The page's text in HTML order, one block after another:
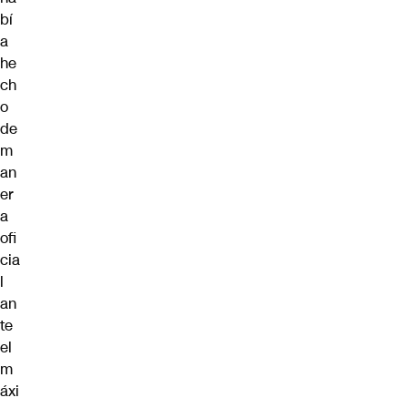
bí
a
he
ch
o
de
m
an
er
a
ofi
cia
l
an
te
el
m
áxi